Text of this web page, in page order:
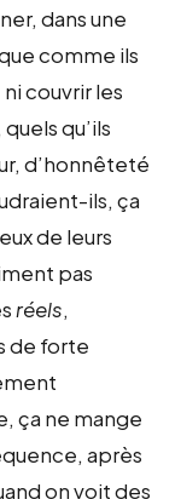
dans une
comme ils
couvrir les
qu’ils
d’honnêteté
ils, ça
de leurs
pas
réels,
de forte
ça ne mange
après
on voit des